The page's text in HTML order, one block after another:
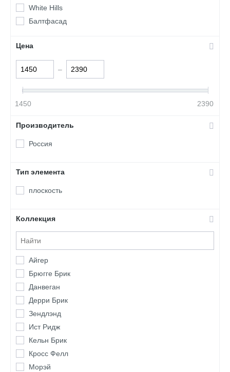
White Hills
Балтфасад
Цена
–
1450 2390
Производитель
Россия
Тип элемента
плоскость
Коллекция
Айгер
Брюгге Брик
Данвеган
Дерри Брик
Зендлэнд
Ист Ридж
Кельн Брик
Кросс Фелл
Морэй